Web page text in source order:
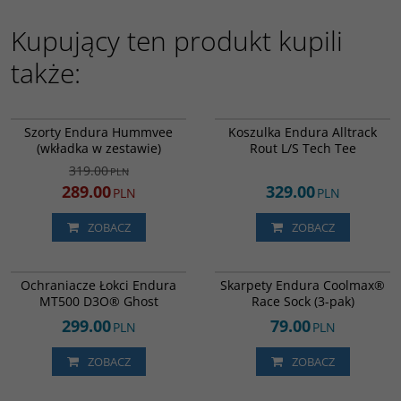
Kupujący ten produkt kupili
także:
Szorty Endura Hummvee
(wkładka w zestawie)
319.00PLN
289.00PLN
ZOBACZ
Koszulka Endura Alltrack
Rout L/S Tech Tee
329.00PLN
ZOBACZ
DARMOWA DOSTAWA
Ochraniacze Łokci Endura
MT500 D3O® Ghost
299.00PLN
ZOBACZ
Skarpety Endura Coolmax®
Race Sock (3-pak)
79.00PLN
ZOBACZ